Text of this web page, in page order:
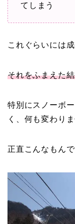
てしまう
これぐらいには
それをふまえた
特別にスノーボ
く、何も変わり
正直こんなもんで